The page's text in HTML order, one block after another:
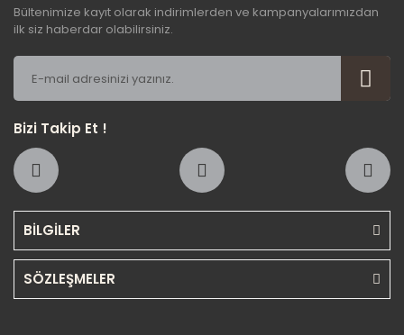
BİLGİLER
SÖZLEŞMELER
Bültenimize kayıt olarak indirimlerden ve kampanyalarımızdan
ilk siz haberdar olabilirsiniz.
Bizi Takip Et !